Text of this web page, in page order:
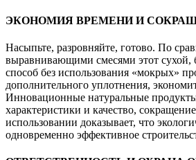
ЭКОНОМИЯ ВРЕМЕНИ И
Насыпьте, разровняйте, готово. По
выравнивающими смесями этот
способ без использования «мокрых»
дополнительного уплотнения,
Инновационные натуральные
характеристики и качество,
использовании доказывает, что
одновременно эффективное